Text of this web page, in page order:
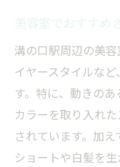
美容室でおすすめ
溝の口駅周辺の美
イヤースタイルな
す。特に、動きの
カラーを取り入れ
されています。加
ショートや白髪を